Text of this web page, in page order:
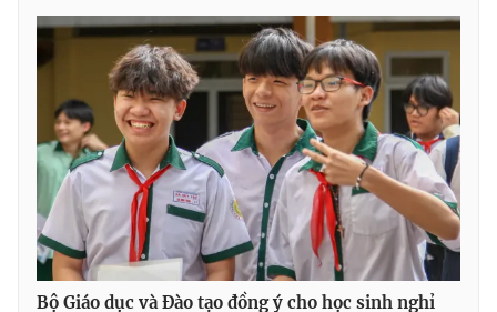
Bộ Giáo dục và Đào tạo đồng ý cho học sinh nghỉ